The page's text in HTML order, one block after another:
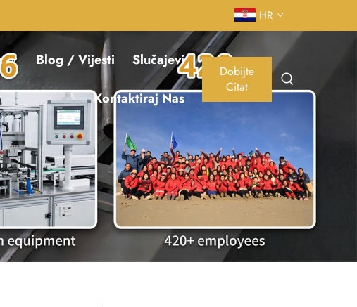
HR
Blog / Vijesti Slučajevi
Kontaktiraj Nas
Dobijte
Citat